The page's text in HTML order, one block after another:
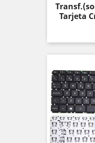
Precio
Tarjeta